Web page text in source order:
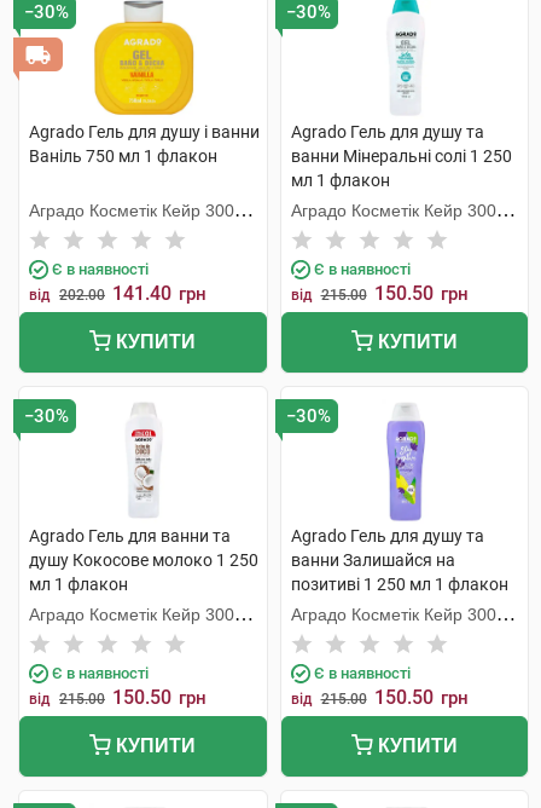
−30%
Agrado Гель для душу і ванни
Ваніль 750 мл 1 флакон
Аградо Косметік Кейр 3000
С.Л.У.
Є в наявності
від 202.00 141.40 грн
КУПИТИ
−30%
Agrado Гель для душу та
ванни Мінеральні солі 1 250
мл 1 флакон
Аградо Косметік Кейр 3000
С.Л.У.
Є в наявності
від 215.00 150.50 грн
КУПИТИ
−30%
Agrado Гель для ванни та
душу Кокосове молоко 1 250
мл 1 флакон
Аградо Косметік Кейр 3000
С.Л.У.
Є в наявності
від 215.00 150.50 грн
КУПИТИ
−30%
Agrado Гель для душу та
ванни Залишайся на
позитиві 1 250 мл 1 флакон
Аградо Косметік Кейр 3000
С.Л.У.
Є в наявності
від 215.00 150.50 грн
КУПИТИ